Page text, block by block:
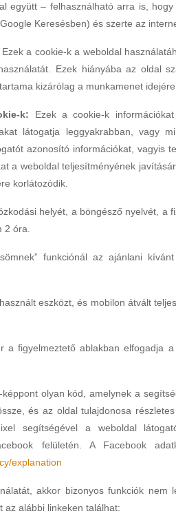
együtt – felhasználható arra is,
Keresésben) és szerte az
Ezek a cookie-k a weboldal
Ezek hiányába az oldal
kizárólag a munkamenet idejére
k: Ezek a cookie-k
látogatja leggyakrabban, vagy
azonosító információkat, vagyis
a weboldal teljesítményének
korlátozódik.
helyét, a böngésző nyelvét, a
óra.
funkciónál az ajánlani
eszközt, és mobilon átvált
a figyelmeztető ablakban elfogadja
képpont olyan kód, amelynek a
és az oldal tulajdonosa
segítségével a weboldal
felületén. A Facebook
explanation
akkor bizonyos funkciók nem
az alábbi linkeken találhat: